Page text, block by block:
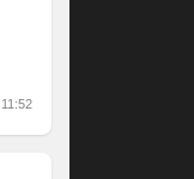
11:52